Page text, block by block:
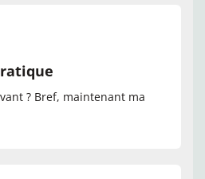
? Bref, maintenant ma